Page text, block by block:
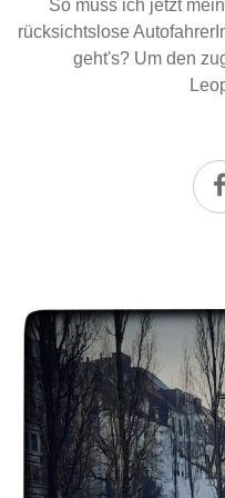
So muss ich jetzt
rücksichtslose
geht's? Um den